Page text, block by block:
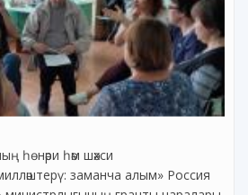
һөнәри һәм шәхси
заманча алым» Россия